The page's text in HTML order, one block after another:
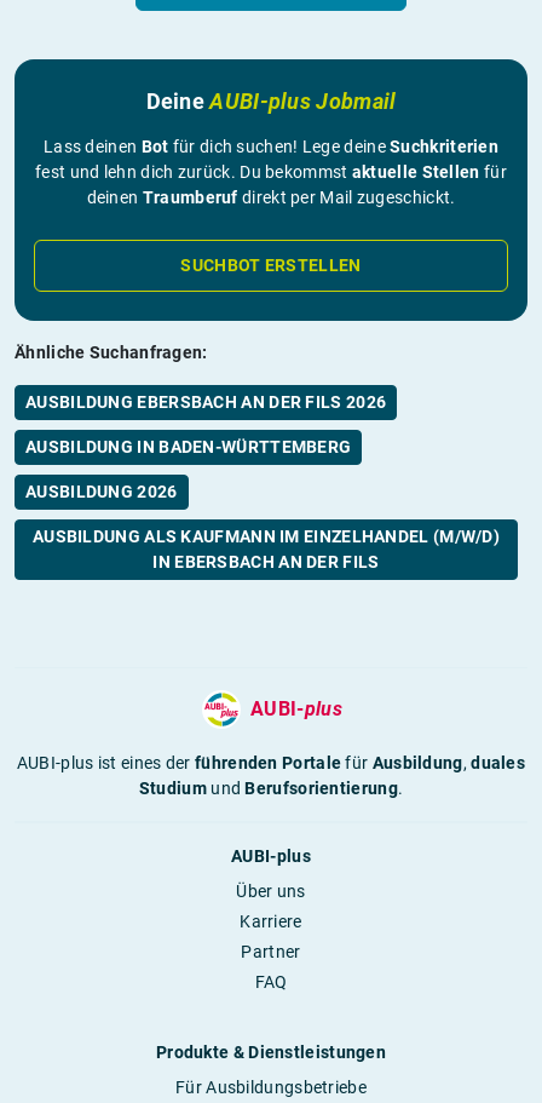
DeineAUBI-plus Jobmail
Lass deinen Bot für dich suchen! Lege deineSuchkriterien
fest und lehn dich zurück. Du bekommst aktuelle Stellen für
deinen Traumberuf direkt per Mail zugeschickt.
SUCHBOT ERSTELLEN
Ähnliche Suchanfragen:
AUSBILDUNG EBERSBACH AN DER FILS 2026
AUSBILDUNG IN BADEN-WÜRTTEMBERG
AUSBILDUNG 2026
AUSBILDUNG ALS KAUFMANN IM EINZELHANDEL (M/W/D)
IN EBERSBACH AN DER FILS
AUBI-plus
AUBI-plus ist eines derführenden Portalefür Ausbildung,duales
StudiumundBerufsorientierung.
AUBI-plus
Über uns
Karriere
Partner
FAQ
Produkte & Dienstleistungen
Für Ausbildungsbetriebe